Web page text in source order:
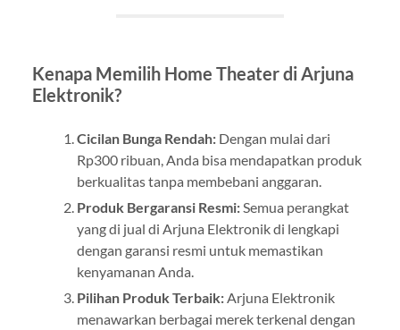
Kenapa Memilih Home Theater di Arjuna
Elektronik?
Cicilan Bunga Rendah:Dengan mulai dari
Rp300 ribuan, Anda bisa mendapatkan produk
berkualitas tanpa membebani anggaran.
Produk Bergaransi Resmi:Semua perangkat
yang di jual di Arjuna Elektronik di lengkapi
dengan garansi resmi untuk memastikan
kenyamanan Anda.
Pilihan Produk Terbaik:Arjuna Elektronik
menawarkan berbagai merek terkenal dengan